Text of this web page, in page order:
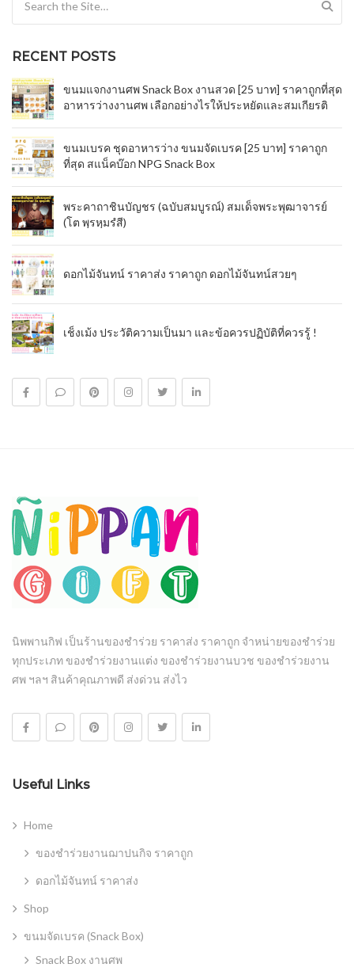
RECENT POSTS
ขนมแจกงานศพ Snack Box งานสวด [25 บาท] ราคาถูกที่สุด
อาหารว่างงานศพ เลือกอย่างไรให้ประหยัดและสมเกียรติ
ขนมเบรค ชุดอาหารว่าง ขนมจัดเบรค [25 บาท] ราคาถูก
ที่สุด สแน็คบ๊อก NPG Snack Box
พระคาถาชินบัญชร (ฉบับสมบูรณ์) สมเด็จพระพุฒาจารย์
(โต พฺรหฺมรํสี)
ดอกไม้จันทน์ ราคาส่ง ราคาถูก ดอกไม้จันทน์สวยๆ
เช็งเม้ง ประวัติความเป็นมา และข้อควรปฏิบัติที่ควรรู้ !
นิพพานกิฟ เป็นร้านของชำร่วย ราคาส่ง ราคาถูก จำหน่ายของชำร่วย
ทุกประเภท ของชำร่วยงานแต่ง ของชำร่วยงานบวช ของชำร่วยงาน
ศพ ฯลฯ สินค้าคุณภาพดี ส่งด่วน ส่งไว
Useful Links
Home
ของชำร่วยงานฌาปนกิจ ราคาถูก
ดอกไม้จันทน์ ราคาส่ง
Shop
ขนมจัดเบรค (Snack Box)
Snack Box งานศพ